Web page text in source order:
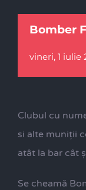
Bomber
vineri, 1 iulie
Clubul cu
si alte muniții
atât la bar cât
Se cheamă